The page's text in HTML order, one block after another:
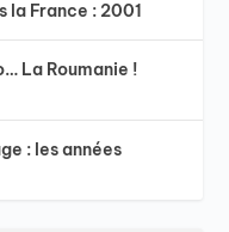
la France : 2001
La Roumanie !
: les années